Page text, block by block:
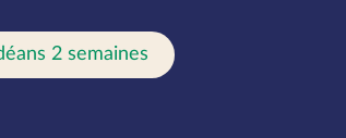
2 semaines